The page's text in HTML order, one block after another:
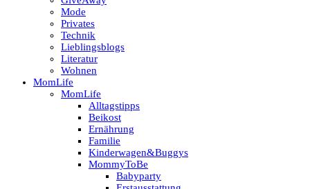
Mode
Privates
Technik
Lieblingsblogs
Literatur
Wohnen
MomLife
MomLife
Alltagstipps
Beikost
Ernährung
Familie
Kinderwagen&Buggys
MommyToBe
Babyparty